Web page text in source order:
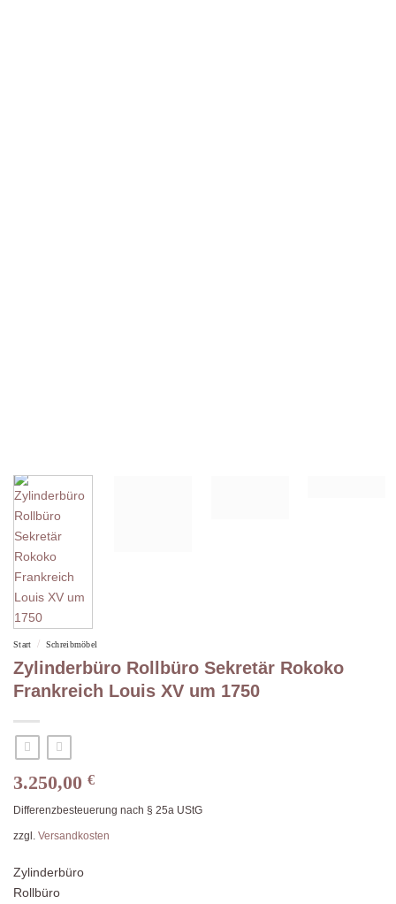
Start / Schreibmöbel
Zylinderbüro Rollbüro Sekretär Rokoko
Frankreich Louis XV um 1750
3.250,00 €
Differenzbesteuerung nach § 25a UStG
zzgl. Versandkosten
Zylinderbüro
Rollbüro